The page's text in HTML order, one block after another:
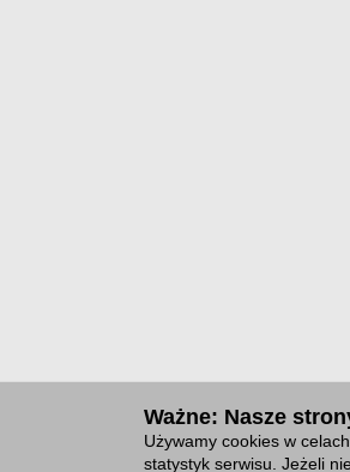
Ważne: Nasze
Używamy cookies w
statystyk serwisu. Jeżeli